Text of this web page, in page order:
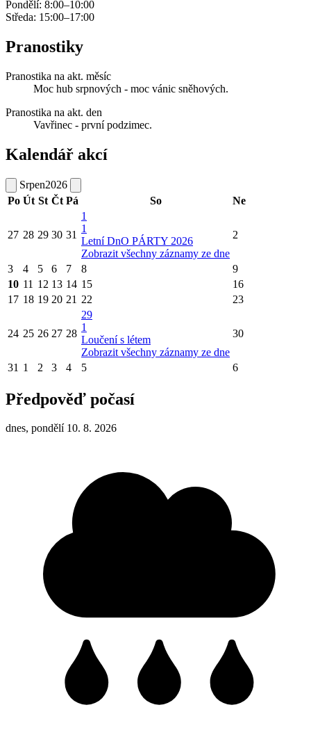
Pondělí: 8:00–10:00
Středa: 15:00–17:00
Pranostiky
Pranostika na akt. měsíc
Moc hub srpnových - moc vánic sněhových.
Pranostika na akt. den
Vavřinec - první podzimec.
Kalendář akcí
Srpen2026
Po Út St Čt Pá So Ne
27 28 29 30 31
1
1
Letní DnO PÁRTY 2026
Zobrazit všechny záznamy ze dne
2
3 4 5 6 7 8
9
10 11 12 13 14 15
16
17 18 19 20 21 22 23
24 25 26 27 28
29
1
Loučení s létem
Zobrazit všechny záznamy ze dne
30
31 1 2 3 4 5 6
Předpověď počasí
dnes, pondělí 10. 8. 2026